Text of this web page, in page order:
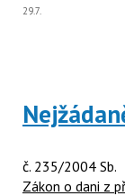
Poslední
29.7.
č. 235/2004 Sb.
Zákon o dani z